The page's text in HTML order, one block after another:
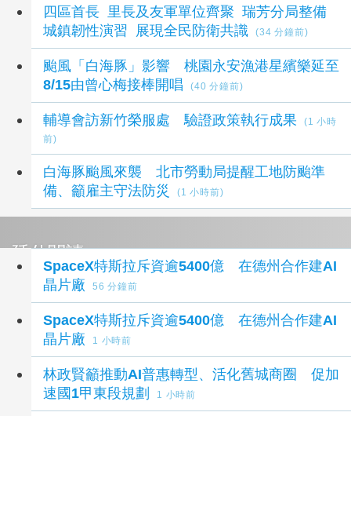
四區首長 里長及友軍單位齊聚 瑞芳分局整備
城鎮韌性演習 展現全民防衛共識
(34 分鐘前)
颱風「白海豚」影響 桃園永安漁港星繽樂延至
8/15由曾心梅接棒開唱
(40 分鐘前)
輔導會訪新竹榮服處 驗證政策執行成果
(1 小時
前)
白海豚颱風來襲 北市勞動局提醒工地防颱準
備、籲雇主守法防災
(1 小時前)
延伸閱讀
SpaceX特斯拉斥資逾5400億 在德州合作建AI
晶片廠
56 分鐘前
SpaceX特斯拉斥資逾5400億 在德州合作建AI
晶片廠
1 小時前
林政賢籲推動AI普惠轉型、活化舊城商圈 促加
速國1甲東段規劃
1 小時前